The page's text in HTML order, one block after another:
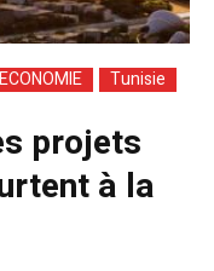
ECONOMIE Tunisie
projets
à la